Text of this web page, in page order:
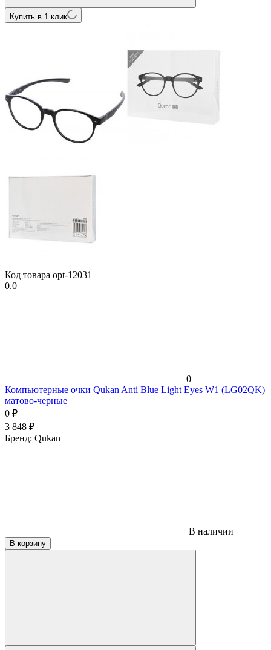
Купить в 1 клик
Код товара opt-12031
0.0
0
Компьютерные очки Qukan Anti Blue Light Eyes W1 (LG02QK)
матово-черные
0 ₽
3 848 ₽
Бренд: Qukan
В наличии
В корзину